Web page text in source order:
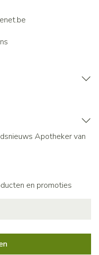
Apotheker van
en promoties